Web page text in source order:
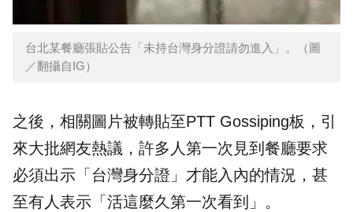
台北某餐廳張貼公告「未持台灣身分證請勿進入」。（圖
／翻攝自IG）
之後，相關圖片被轉貼至PTT Gossiping板，引
來大批網友熱議，許多人第一次見到餐廳要求
必須出示「台灣身分證」才能入內的情況，甚
至有人表示「活這麼久第一次看到」。